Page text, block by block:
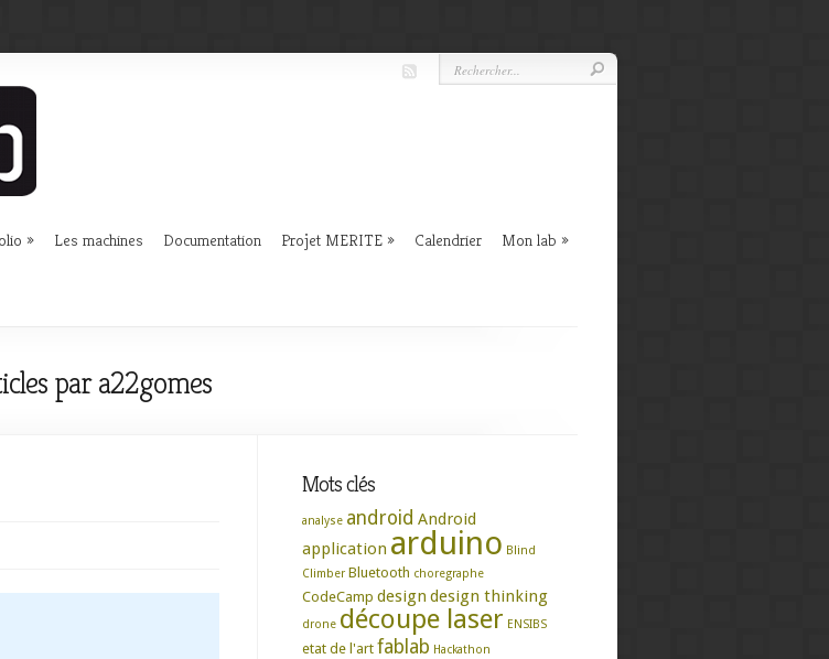
Les machines Documentation Projet MERITE Calendrier Mon lab
par a22gomes
Mots clés
analyse android Android
application arduino Blind
Climber Bluetooth choregraphe
CodeCamp design design thinking
drone découpe laser ENSIBS
etat de l'art fablab Hackathon